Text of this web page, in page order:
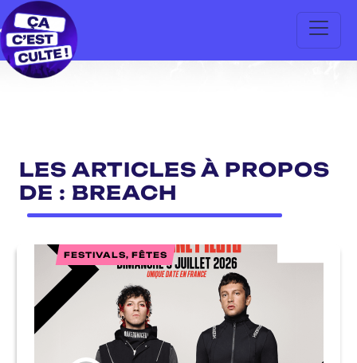
LES ARTICLES À PROPOS
DE : BREACH
FESTIVALS, FÊTES